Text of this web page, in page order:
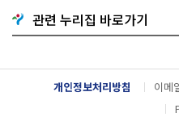
기
G
o
g
l
e
관련 누리집 바로가기
개인정보처리방침 이메